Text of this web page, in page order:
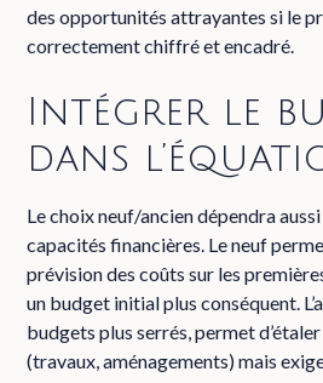
des opportunités attrayantes si le
correctement chiffré et encadré.
Intégrer le
dans
Le choix neuf/ancien dépendra
capacités financières. Le neuf
prévision des coûts sur les
un budget initial plus conséquent.
budgets plus serrés, permet
(travaux, aménagements) mais